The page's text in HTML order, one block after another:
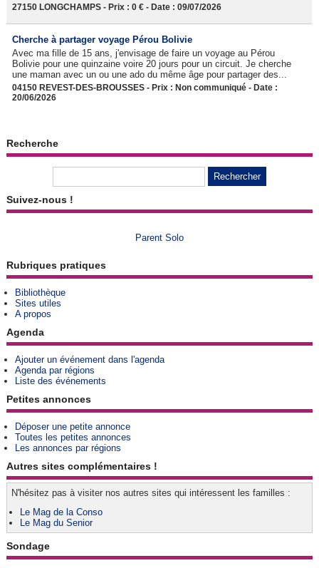
27150 LONGCHAMPS - Prix : 0 € - Date : 09/07/2026
Cherche à partager voyage Pérou Bolivie
Avec ma fille de 15 ans, j'envisage de faire un voyage au Pérou
Bolivie pour une quinzaine voire 20 jours pour un circuit. Je cherche
une maman avec un ou une ado du même âge pour partager des...
04150 REVEST-DES-BROUSSES - Prix : Non communiqué - Date :
20/06/2026
Recherche
Suivez-nous !
Parent Solo
Rubriques pratiques
Bibliothèque
Sites utiles
A propos
Agenda
Ajouter un événement dans l'agenda
Agenda par régions
Liste des événements
Petites annonces
Déposer une petite annonce
Toutes les petites annonces
Les annonces par régions
Autres sites complémentaires !
N'hésitez pas à visiter nos autres sites qui intéressent les familles :
Le Mag de la Conso
Le Mag du Senior
Sondage